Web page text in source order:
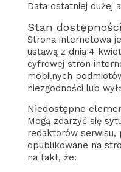
Data ostatniej dużej
Stan
Strona internetowa
ustawą z dnia 4
cyfrowej stron
mobilnych
niezgodności lub
Niedostępne
Mogą zdarzyć się
redaktorów serwisu,
opublikowane na
na fakt, że: